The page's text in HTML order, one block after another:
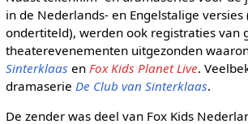
in de Nederlands- en Engelstalige
ondertiteld), werden ook registraties van
theaterevenementen uitgezonden
Sinterklaas en Fox Kids Planet Live.
dramaserie De Club van Sinterklaas.
De zender was deel van Fox Kids